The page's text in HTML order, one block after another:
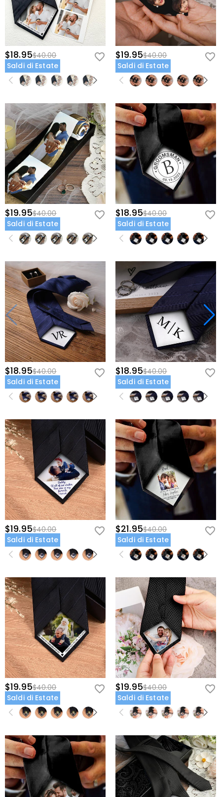
$18.95$40.00
Saldi di Estate
$19.95$40.00
Saldi di Estate
$19.95$40.00
Saldi di Estate
$18.95$40.00
Saldi di Estate
$18.95$40.00
Saldi di Estate
$18.95$40.00
Saldi di Estate
$19.95$40.00
Saldi di Estate
$21.95$40.00
Saldi di Estate
$19.95$40.00
Saldi di Estate
$19.95$40.00
Saldi di Estate